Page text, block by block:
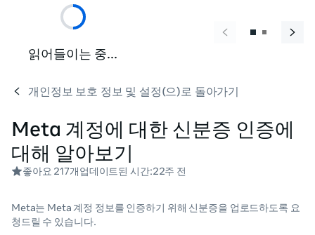
개인정보 보호 정보 및 설정(으)로 돌아가기
Meta 계정에 대한 신분증 인증에
대해 알아보기
좋아요 217개업데이트된 시간:22주 전
Meta는 Meta 계정 정보를 인증하기 위해 신분증을 업로드하도록 요
청드릴 수 있습니다.
읽어들이는 중...